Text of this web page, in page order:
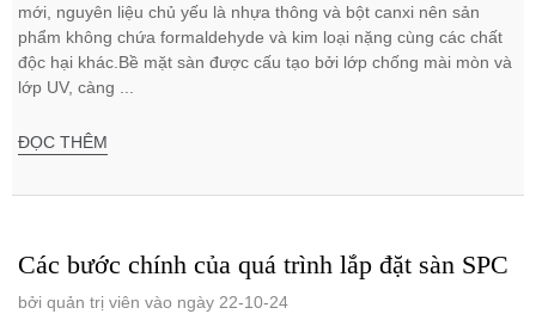
mới, nguyên liệu chủ yếu là nhựa thông và bột canxi nên sản
phẩm không chứa formaldehyde và kim loại nặng cùng các chất
độc hại khác.Bề mặt sàn được cấu tạo bởi lớp chống mài mòn và
lớp UV, càng ...
ĐỌC THÊM
Các bước chính của quá trình lắp đặt sàn SPC
bởi quản trị viên vào ngày 22-10-24